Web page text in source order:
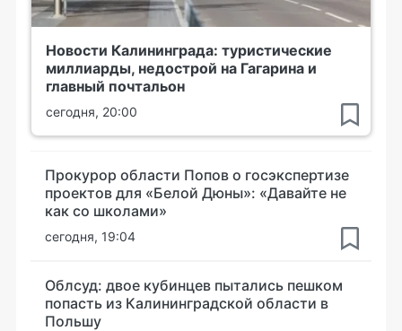
Новости Калининграда: туристические
миллиарды, недострой на Гагарина и
главный почтальон
сегодня, 20:00
Прокурор области Попов о госэкспертизе
проектов для «Белой Дюны»: «Давайте не
как со школами»
сегодня, 19:04
Облсуд: двое кубинцев пытались пешком
попасть из Калининградской области в
Польшу